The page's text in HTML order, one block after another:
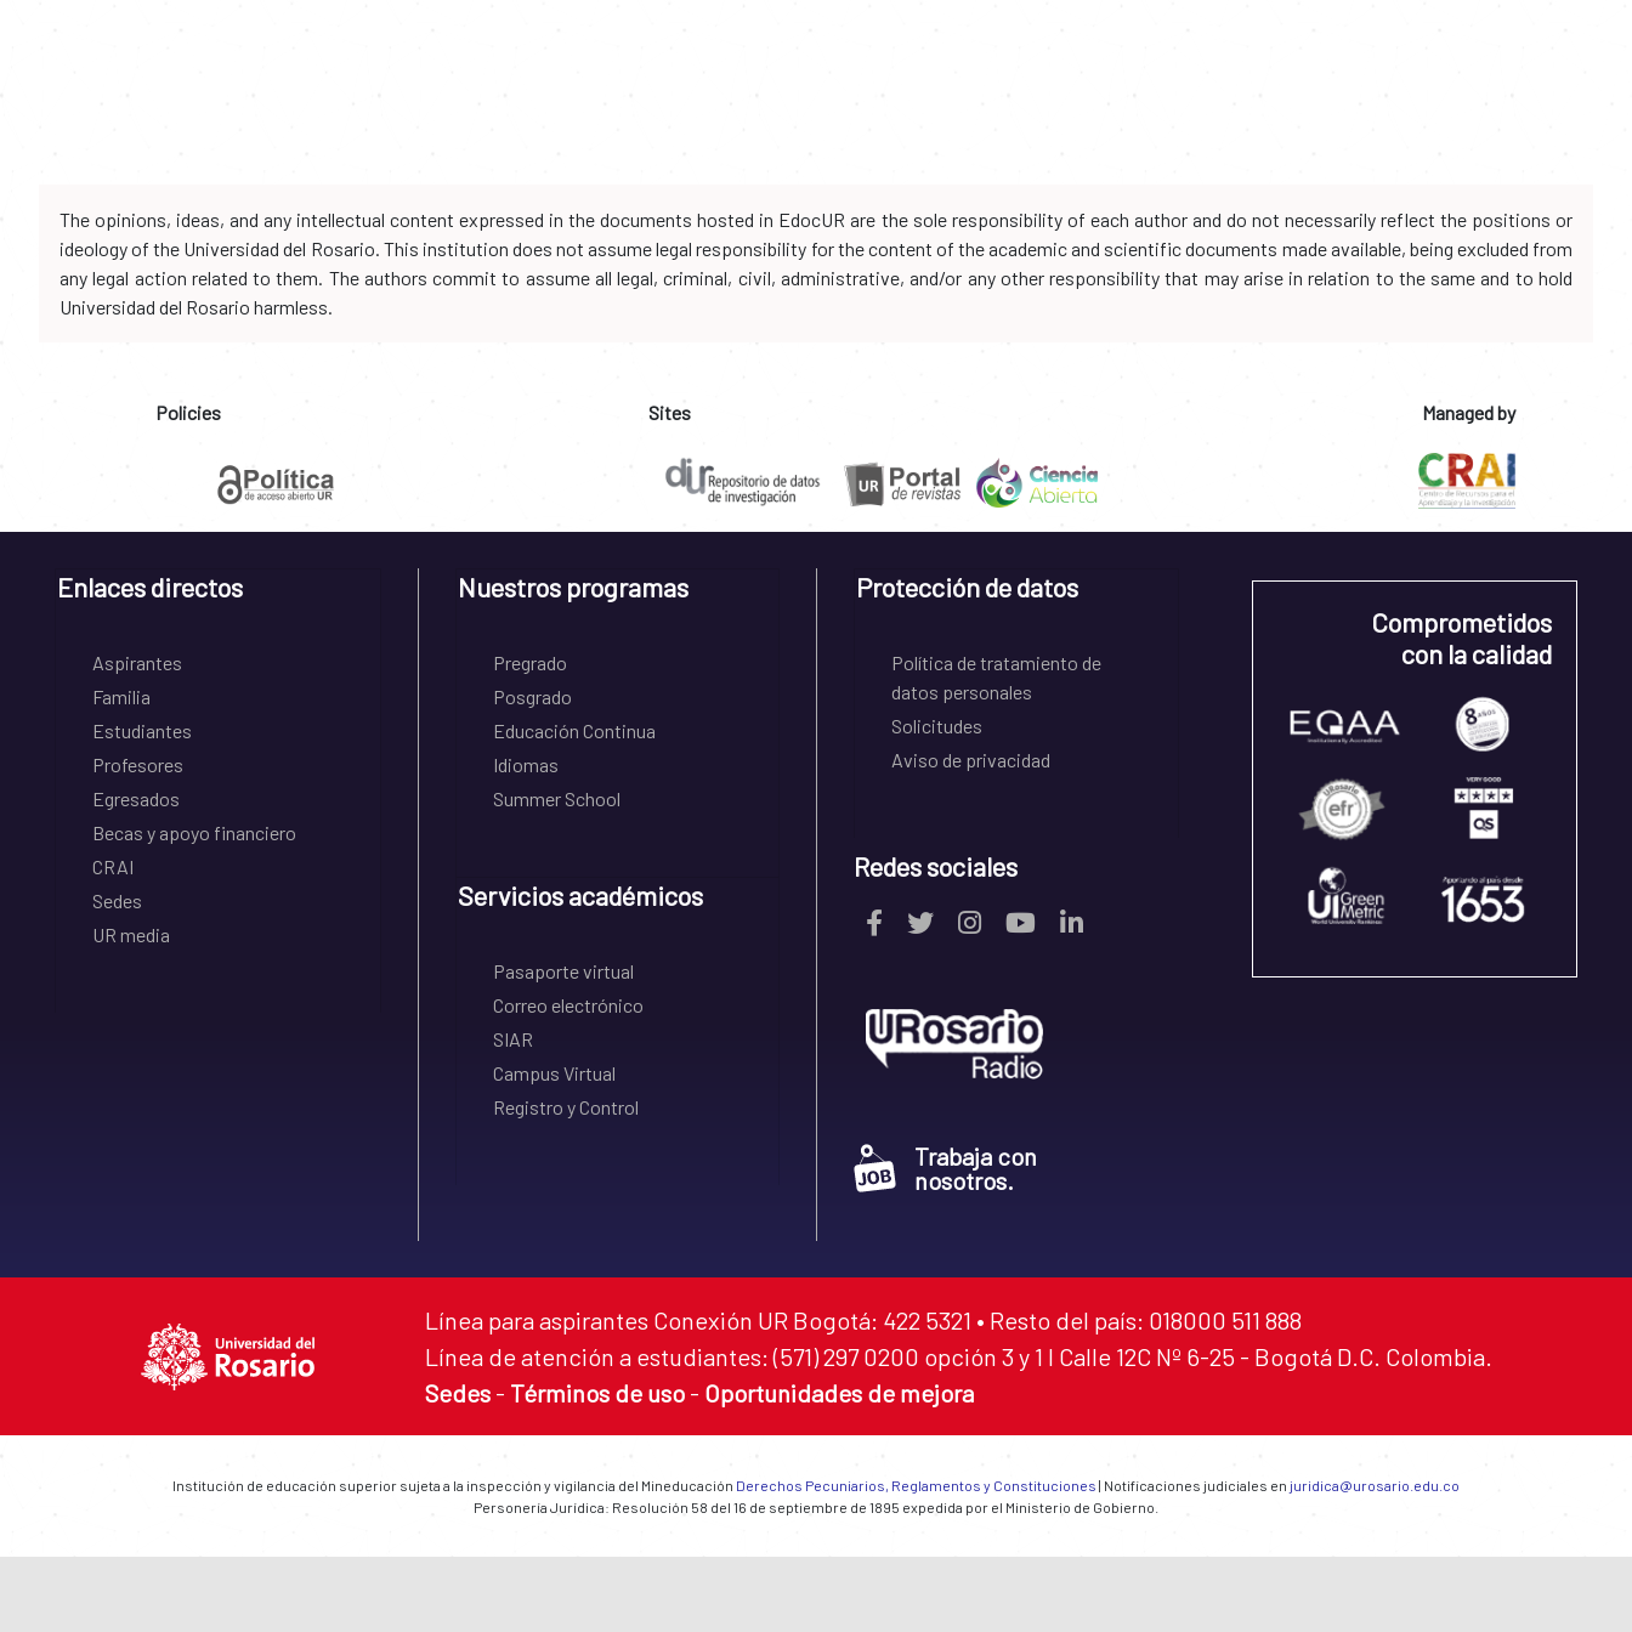
The opinions, ideas, and any intellectual content expressed in the documents hosted in EdocUR are the sole responsibility of each author and do not necessarily reflect the positions or
ideology of the Universidad del Rosario. This institution does not assume legal responsibility for the content of the academic and scientific documents made available, being excluded from
any legal action related to them. The authors commit to assume all legal, criminal, civil, administrative, and/or any other responsibility that may arise in relation to the same and to hold
Universidad del Rosario harmless.
Policies Sites Managed by
Enlaces directos
Aspirantes
Familia
Estudiantes
Profesores
Egresados
Becas y apoyo financiero
CRAI
Sedes
UR media
Nuestros programas
Pregrado
Posgrado
Educación Continua
Idiomas
Summer School
Servicios académicos
Pasaporte virtual
Correo electrónico
SIAR
Campus Virtual
Registro y Control
Protección de datos
Política de tratamiento de
datos personales
Solicitudes
Aviso de privacidad
Redes sociales
Trabaja con
nosotros.
Comprometidos
con la calidad
Línea para aspirantes Conexión UR Bogotá: 422 5321 • Resto del país: 018000 511 888
Línea de atención a estudiantes: (571) 297 0200 opción 3 y 1 I Calle 12C Nº 6-25 - Bogotá D.C. Colombia.
Sedes - Términos de uso - Oportunidades de mejora
Institución de educación superior sujeta a la inspección y vigilancia del Mineducación Derechos Pecuniarios, Reglamentos y Constituciones | Notificaciones judiciales en juridica@urosario.edu.co
Personería Jurídica: Resolución 58 del 16 de septiembre de 1895 expedida por el Ministerio de Gobierno.